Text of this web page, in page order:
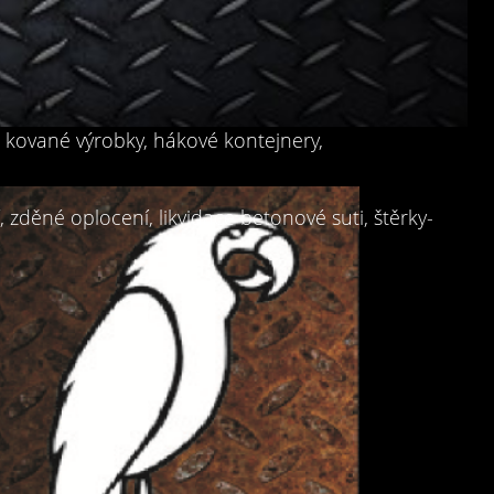
výrobky, hákové kontejnery,
oplocení, likvidace betonové suti, štěrky-